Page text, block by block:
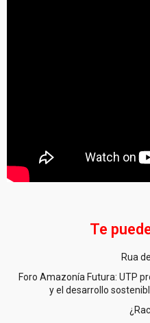
Te
Rua
Foro Amazonía Futura: UTP
y el desarrollo